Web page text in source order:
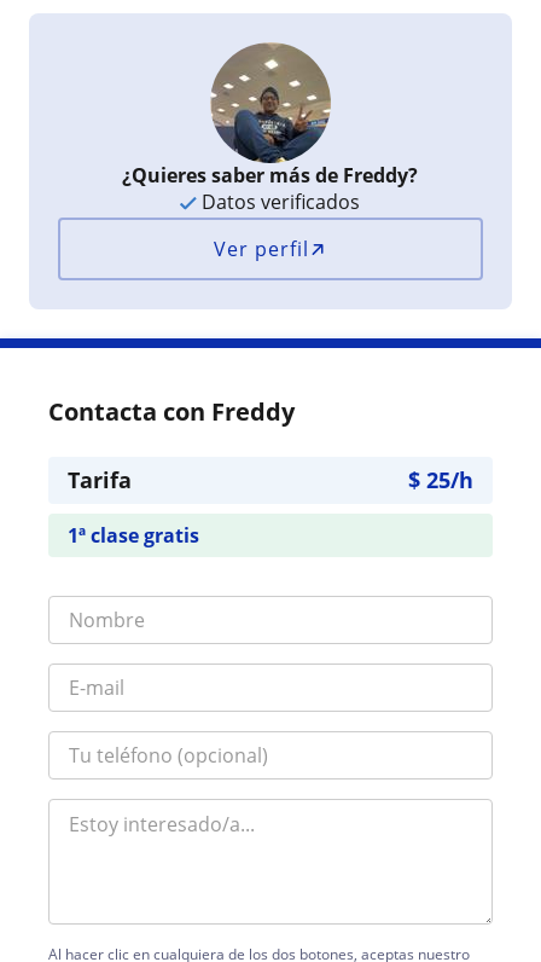
¿Quieres saber más de Freddy?
Datos verificados
Ver perfil
Contacta con Freddy
Tarifa $ 25/h
1ª clase gratis
Al hacer clic en cualquiera de los dos botones, aceptas nuestro